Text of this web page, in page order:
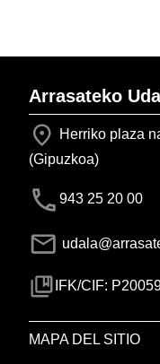
Arrasateko
Herriko plaza
(Gipuzkoa)
943 25 20 00
IFK/CIF:
MAPA DEL SITIO